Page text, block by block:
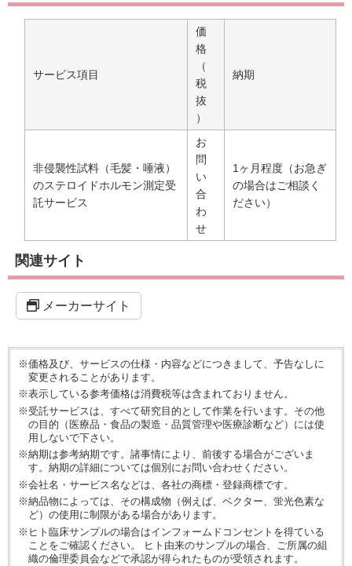
サービス項目
価
格
（
税
抜
）
納期
非侵襲性試料（毛髪・唾液）
のステロイドホルモン測定受
託サービス
お
問
い
合
わ
せ
1ヶ月程度（お急ぎ
の場合はご相談く
ださい）
関連サイト
メーカーサイト
※価格及び、サービスの仕様・内容などにつきまして、予告なしに
変更されることがあります。
※表示している参考価格は消費税等は含まれておりません。
※受託サービスは、すべて研究目的として作業を行います。その他
の目的（医療品・食品の製造・品質管理や医療診断など）には使
用しないで下さい。
※納期は参考納期です。諸事情により、前後する場合がございま
す。納期の詳細については個別にお問い合わせください。
※会社名・サービス名などは、各社の商標・登録商標です。
※納品物によっては、その構成物（例えば、ベクター、蛍光色素な
ど）の使用に制限がある場合があります。
※ヒト臨床サンプルの場合はインフォームドコンセントを得ている
ことをご確認ください。 ヒト由来のサンプルの場合、ご所属の組
織の倫理委員会などで承認が得られたものが受領されます。